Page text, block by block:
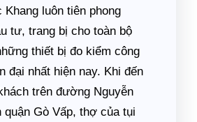
Khang luôn tiên phong
tư, trang bị cho toàn bộ
thiết bị đo kiểm công
đại nhất hiện nay. Khi đến
trên đường Nguyễn
quận Gò Vấp, thợ của tụi